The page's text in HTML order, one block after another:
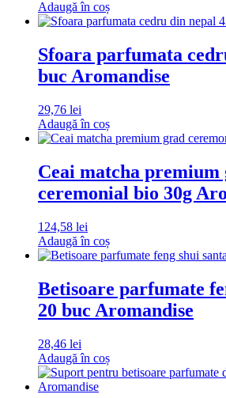
Adaugă în coș
Sfoara parfumata
buc Aromandise
29,76 lei
Adaugă în coș
Ceai matcha premium
ceremonial bio 30g
124,58 lei
Adaugă în coș
Betisoare parfumate
20 buc Aromandise
28,46 lei
Adaugă în coș